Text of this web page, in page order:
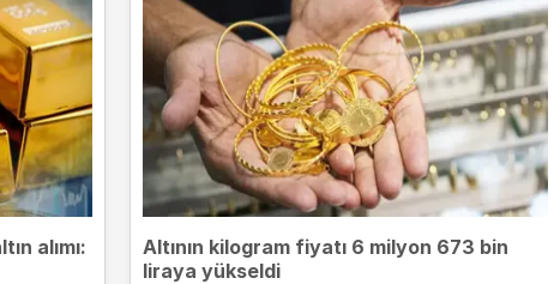
alımı:
Altının kilogram fiyatı 6 milyon 673 bin
liraya yükseldi